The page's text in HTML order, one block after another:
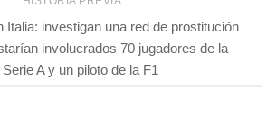
Italia: investigan una red de prostitución
involucrados 70 jugadores de la
Serie A y un piloto de la F1